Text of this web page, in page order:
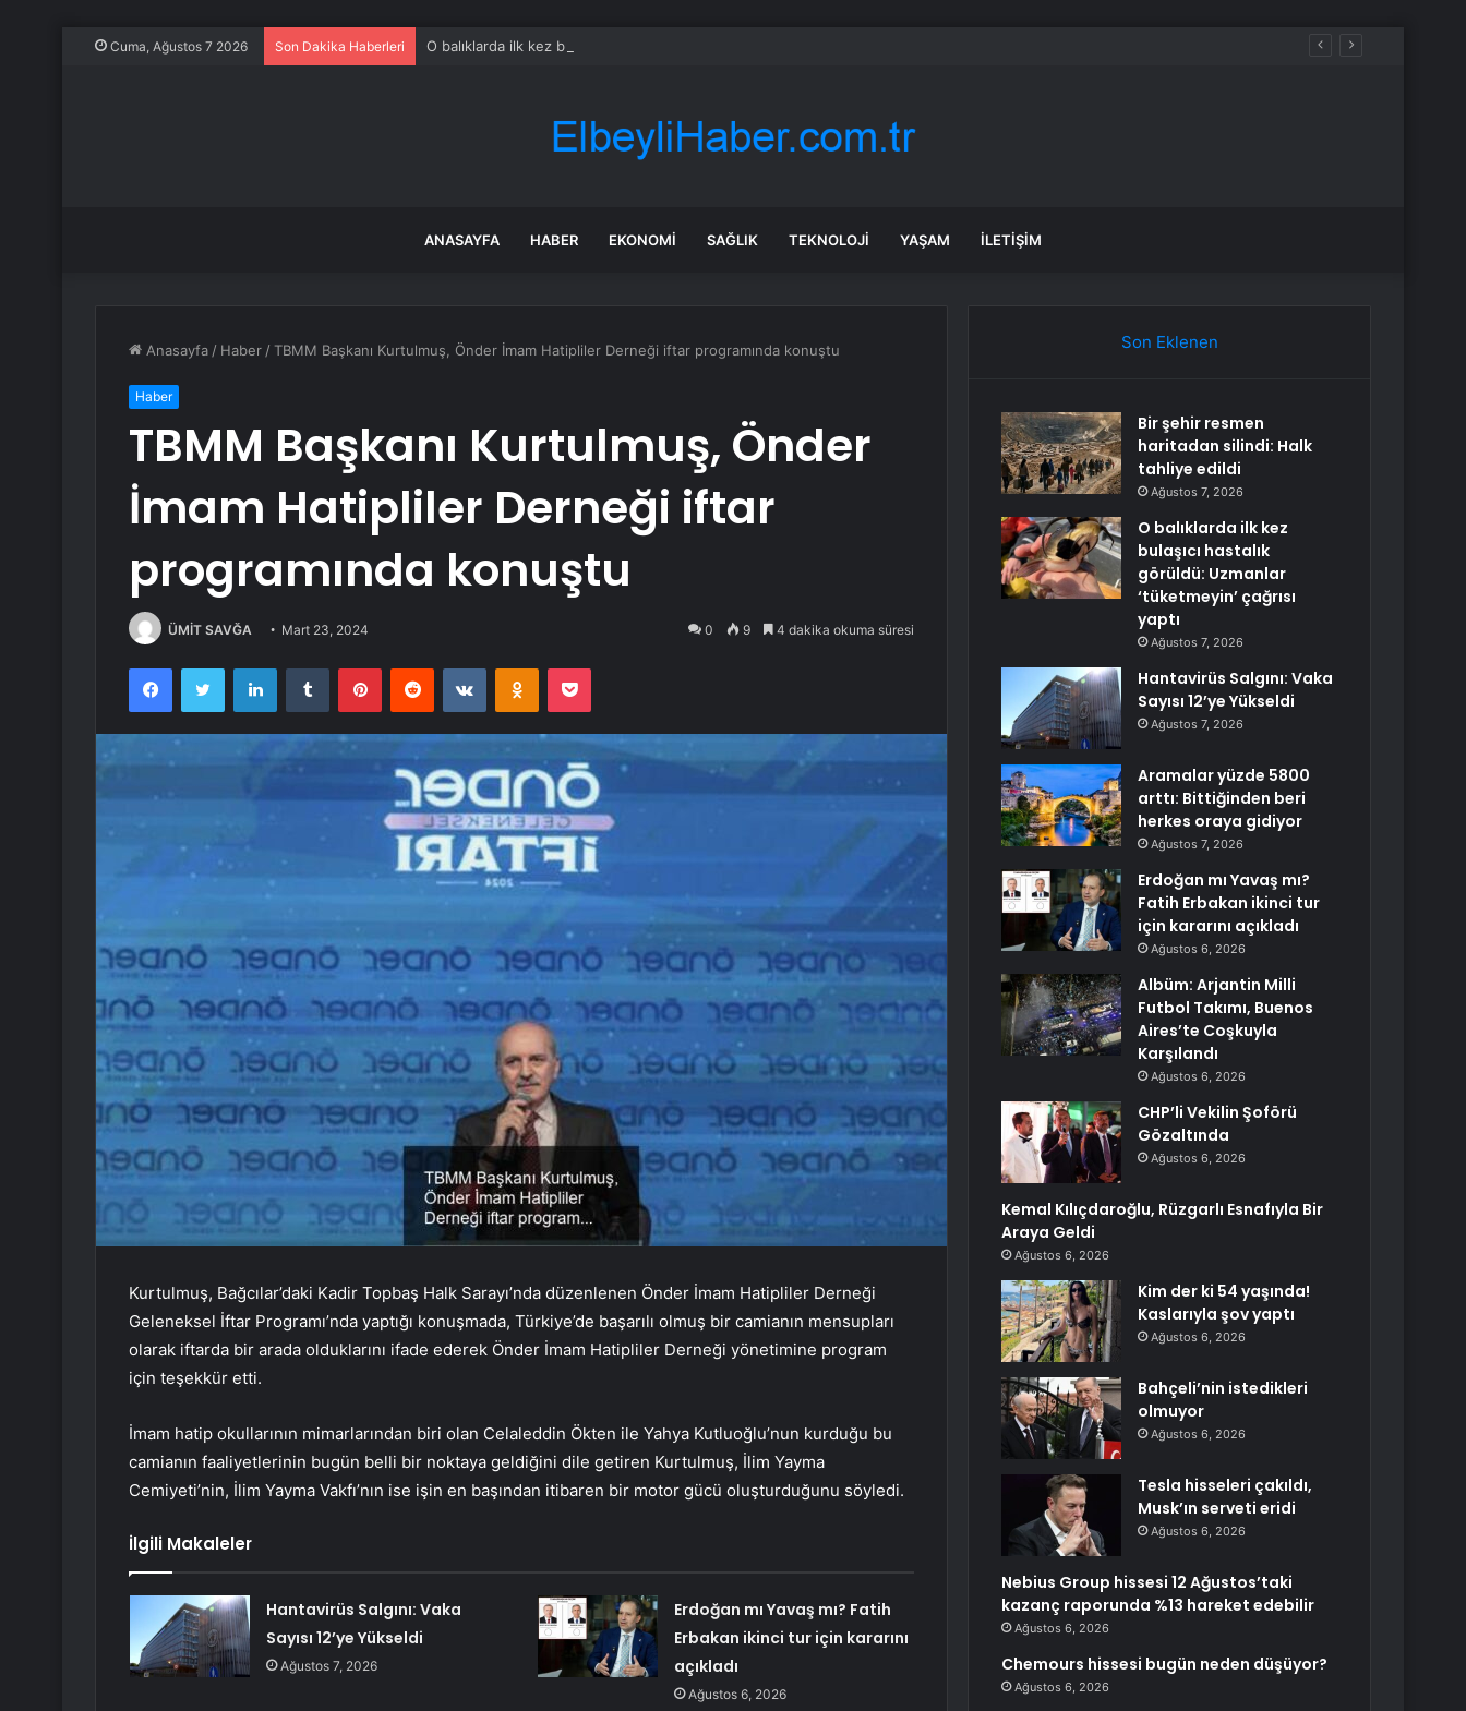
Cuma, Ağustos 7 2026 Son Dakika Haberleri O balıklarda ilk kez bulaşıcı hastalık görüldü: Uzmanlar ‘tüketmeyin’ çağrısı yaptı
ANASAYFA HABER EKONOMI SAĞLIK TEKNOLOJI YAŞAM İLETIŞIM
Anasayfa / Haber /TBMM Başkanı Kurtulmuş, Önder İmam Hatipliler Derneği iftar programında konuştu
Haber
TBMM Başkanı Kurtulmuş, Önder
İmam Hatipliler Derneği iftar
programında konuştu
ÜMİT SAVĞA Mart 23, 2024 0 9 4 dakika okuma süresi
FacebookTwitter LinkedInTumblr PinterestReddit VKontakteOdnoklassniki
Pocket
Kurtulmuş, Bağcılar’daki Kadir Topbaş Halk Sarayı’nda düzenlenen Önder İmam Hatipliler Derneği
Geleneksel İftar Programı’nda yaptığı konuşmada, Türkiye’de başarılı olmuş bir camianın mensupları
olarak iftarda bir arada olduklarını ifade ederek Önder İmam Hatipliler Derneği yönetimine program
için teşekkür etti.
İmam hatip okullarının mimarlarından biri olan Celaleddin Ökten ile Yahya Kutluoğlu’nun kurduğu bu
camianın faaliyetlerinin bugün belli bir noktaya geldiğini dile getiren Kurtulmuş, İlim Yayma
Cemiyeti’nin, İlim Yayma Vakfı’nın ise işin en başından itibaren bir motor gücü oluşturduğunu söyledi.
İlgili Makaleler
Hantavirüs Salgını: Vaka
Sayısı 12’ye Yükseldi
Ağustos 7, 2026
Erdoğan mı Yavaş mı? Fatih
Erbakan ikinci tur için kararını
açıkladı
Ağustos 6, 2026
Son Eklenen
Bir şehir resmen
haritadan silindi: Halk
tahliye edildi
Ağustos 7, 2026
O balıklarda ilk kez
bulaşıcı hastalık
görüldü: Uzmanlar
‘tüketmeyin’ çağrısı
yaptı
Ağustos 7, 2026
Hantavirüs Salgını: Vaka
Sayısı 12’ye Yükseldi
Ağustos 7, 2026
Aramalar yüzde 5800
arttı: Bittiğinden beri
herkes oraya gidiyor
Ağustos 7, 2026
Erdoğan mı Yavaş mı?
Fatih Erbakan ikinci tur
için kararını açıkladı
Ağustos 6, 2026
Albüm: Arjantin Milli
Futbol Takımı, Buenos
Aires’te Coşkuyla
Karşılandı
Ağustos 6, 2026
CHP’li Vekilin Şoförü
Gözaltında
Ağustos 6, 2026
Kemal Kılıçdaroğlu, Rüzgarlı Esnafıyla Bir
Araya Geldi
Ağustos 6, 2026
Kim der ki 54 yaşında!
Kaslarıyla şov yaptı
Ağustos 6, 2026
Bahçeli’nin istedikleri
olmuyor
Ağustos 6, 2026
Tesla hisseleri çakıldı,
Musk’ın serveti eridi
Ağustos 6, 2026
Nebius Group hissesi 12 Ağustos’taki
kazanç raporunda %13 hareket edebilir
Ağustos 6, 2026
Chemours hissesi bugün neden düşüyor?
Ağustos 6, 2026